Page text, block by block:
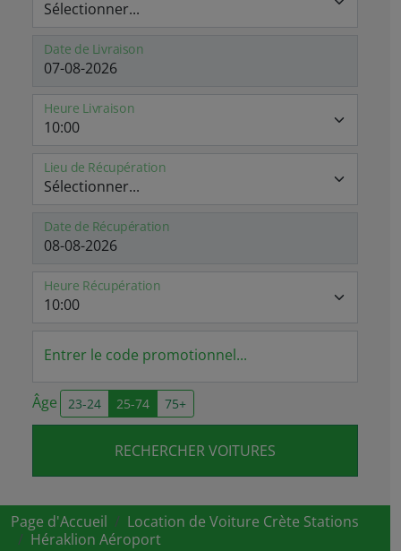
Date de Livraison
Heure Livraison
Lieu de Récupération
Date de Récupération
Heure Récupération
Entrer le code promotionnel...
Âge 23-24 25-74 75+
RECHERCHER VOITURES
Page d'Accueil
Location de Voiture Crète Stations
Héraklion Aéroport